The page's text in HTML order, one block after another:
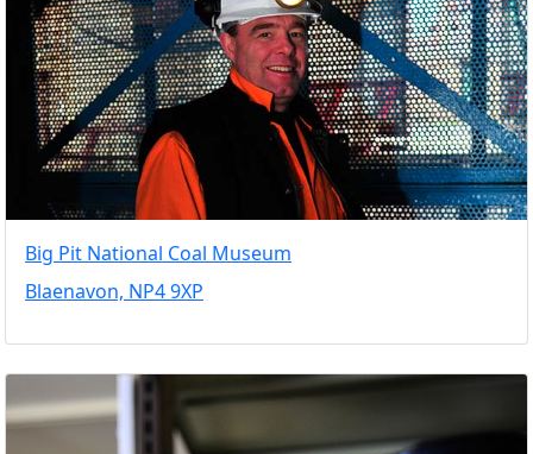
Big Pit National Coal Museum
Blaenavon, NP4 9XP